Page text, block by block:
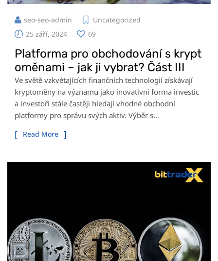
seo-seo-admin
Uncategorized
25 září, 2024
69
Platforma pro obchodování s krypt
oměnami – jak ji vybrat? Část III
Ve světě vzkvétajících finančních technologií získávají
kryptoměny na významu jako inovativní forma investic
a investoři stále častěji hledají vhodné obchodní
platformy pro správu svých aktiv. Výběr s...
Read More